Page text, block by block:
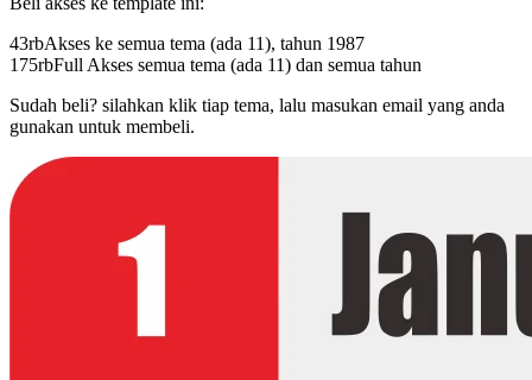
43rbAkses ke semua tema (ada 11), tahun 1987
175rbFull Akses semua tema (ada 11) dan semua tahun
Sudah beli? silahkan klik tiap tema, lalu masukan email yang anda
gunakan untuk membeli.